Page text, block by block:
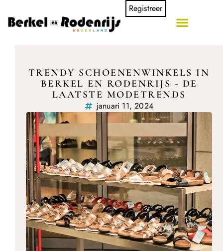
Registreer
TRENDY SCHOENENWINKELS IN
BERKEL EN RODENRIJS - DE
LAATSTE MODETRENDS
januari 11, 2024